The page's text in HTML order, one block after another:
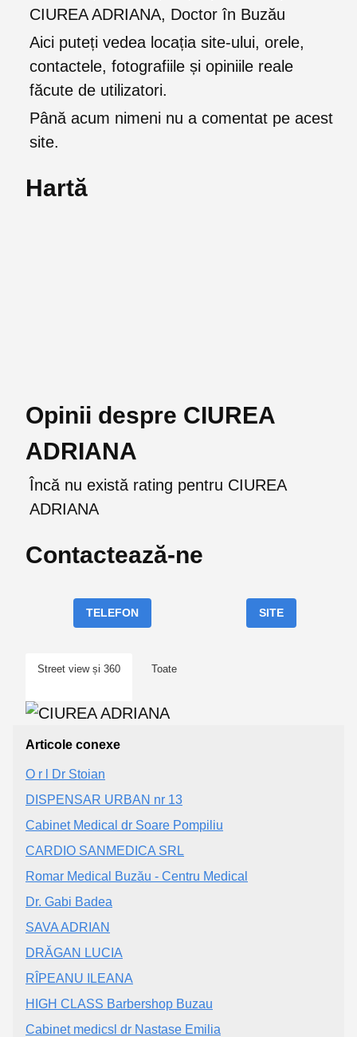
CIUREA ADRIANA, Doctor în Buzău
Aici puteți vedea locația site-ului, orele,
contactele, fotografiile și opiniile reale
făcute de utilizatori.
Până acum nimeni nu a comentat pe acest
site.
Hartă
Opinii despre CIUREA
ADRIANA
Încă nu există rating pentru CIUREA
ADRIANA
Contactează-ne
TELEFON SITE
Street view și 360 Toate
Articole conexe
O r l Dr Stoian
DISPENSAR URBAN nr 13
Cabinet Medical dr Soare Pompiliu
CARDIO SANMEDICA SRL
Romar Medical Buzău - Centru Medical
Dr. Gabi Badea
SAVA ADRIAN
DRĂGAN LUCIA
RÎPEANU ILEANA
HIGH CLASS Barbershop Buzau
Cabinet medicsl dr Nastase Emilia